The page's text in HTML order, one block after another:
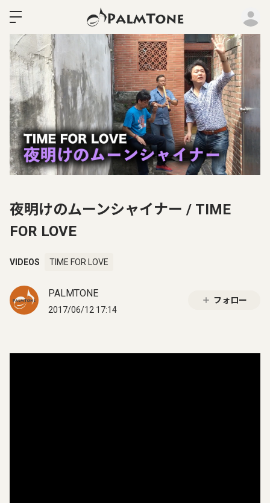
夜明けのムーンシャイナー / TIME
FOR LOVE
VIDEOS TIME FOR LOVE
PALMTONE
2017/06/12 17:14
フォロー